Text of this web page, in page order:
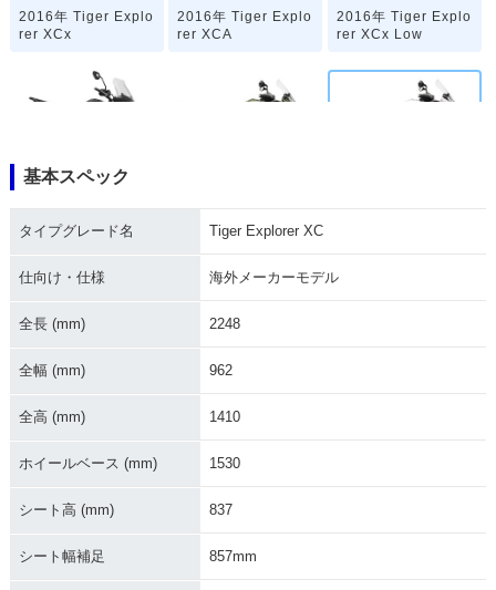
2016年 Tiger Explo
rer XCx
2016年 Tiger Explo
rer XCA
2016年 Tiger Explo
rer XCx Low
rer XC・マイナーチ
ェンジ
2013年 Tiger Explo
rer XC・新登場
基本スペック
タイプグレード名 Tiger Explorer XC
仕向け・仕様 海外メーカーモデル
全長 (mm) 2248
全幅 (mm) 962
全高 (mm) 1410
ホイールベース (mm) 1530
シート高 (mm) 837
シート幅補足 857mm